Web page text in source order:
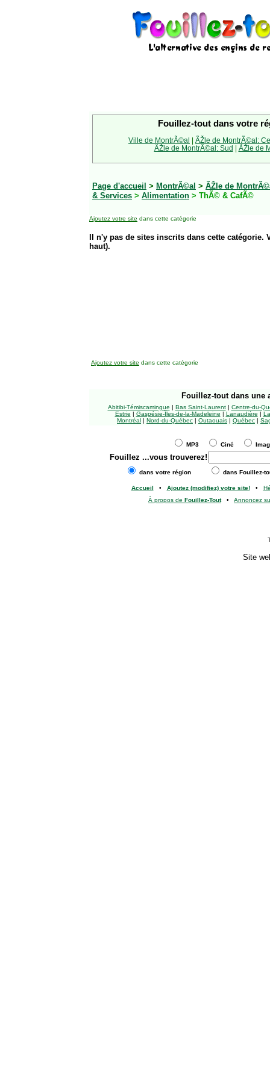
Fouillez-tout dans votre
Ville de MontrÃ©al | ÃŽle de MontrÃ©al:
ÃŽle de MontrÃ©al: Sud | ÃŽle de
Page d'accueil > MontrÃ©al > ÃŽle de
& Services > Alimentation > ThÃ© & CafÃ©
Ajoutez votre site dans cette catégorie
Il n'y pas de sites inscrits dans cette
haut).
Ajoutez votre site dans cette catégorie
Fouillez-tout dans une
Abitibi-Témiscamingue | Bas Saint-Laurent| Centre-du-
Estrie | Gaspésie-Îles-de-la-Madeleine | Lanaudière |
Montréal | Nord-du-Québec | Outaouais | Québec |
MP3 Ciné
Fouillez ...vous trouverez!
dans votre région dans Fouillez-
Accueil • Ajoutez (modifiez) votre site!•
À propos de Fouillez-Tout• Annoncez
Site